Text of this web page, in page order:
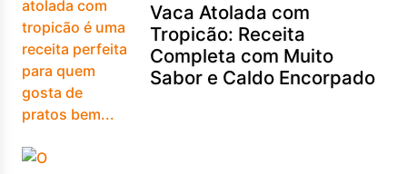
Vaca Atolada com
Tropicão: Receita
Completa com Muito
Sabor e Caldo Encorpado